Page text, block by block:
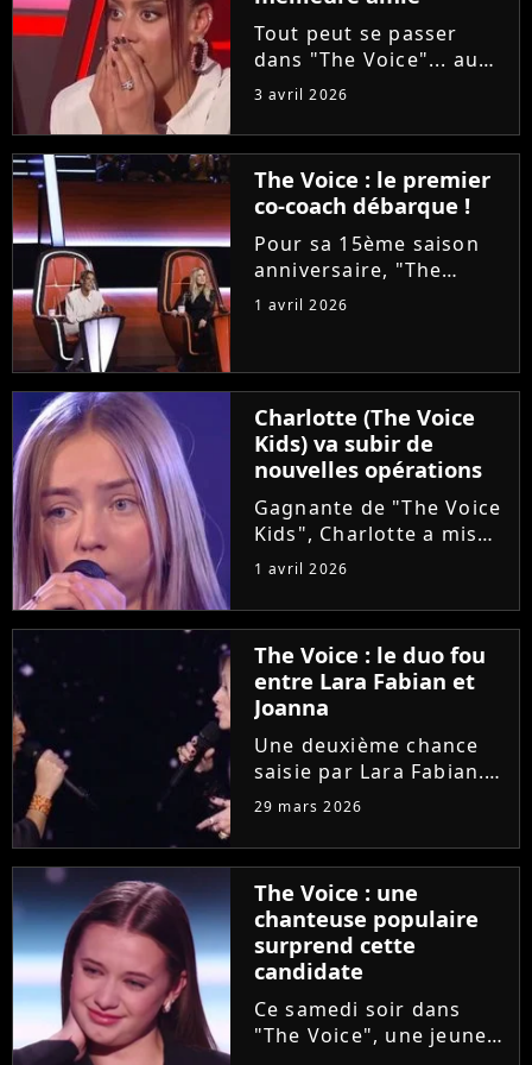
Tout peut se passer
dans "The Voice"... au
grand dam d'Amel Bent
chanteuse ne va pas
reconnaître la voix de
sa meilleure amie, qui
est pourtant sa
choriste. Regardez...
3 avril 2026
The Voice : le premier
co-coach débarque !
Pour sa 15ème saison
anniversaire, "The
Voice" met les petits
accueillera un coach
supplémentaire pour ce
qui est annoncé comme
"une première...
1 avril 2026
Charlotte (The Voice
Kids) va subir de
nouvelles opérations
Gagnante de "The Voice
Kids", Charlotte a mis
en lumière son combat
infantile. Alors qu'elle
démarre une tournée
avec l'association The
Kids Harmony, la
chanteuse...
1 avril 2026
The Voice : le duo fou
entre Lara Fabian et
Joanna
Une deuxième chance
saisie par Lara Fabian.
Hier soir dans "The
Joanna, ancienne demi-
finaliste de la "Star
Academy", a bouleversé
la coach. Elle n'a pas
résisté...
29 mars 2026
The Voice : une
chanteuse populaire
surprend cette
candidate
Ce samedi soir dans
"The Voice", une jeune